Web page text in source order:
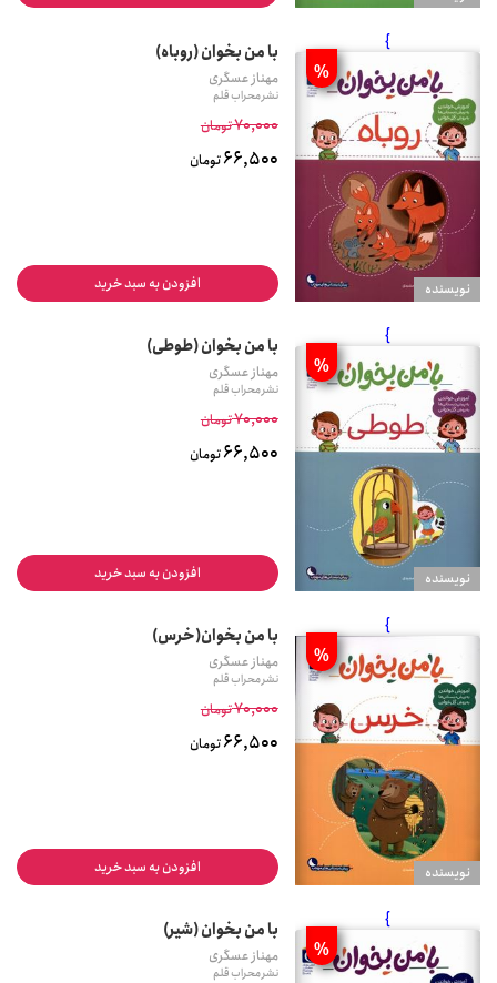
نويسنده
}
%
با من بخوان (روباه)
مهناز عسگری
نشر محراب قلم
70,000تومان
66,500تومان
افزودن به سبد خرید
نويسنده
}
%
با من بخوان (طوطی)
مهناز عسگری
نشر محراب قلم
70,000تومان
66,500تومان
افزودن به سبد خرید
نويسنده
}
%
با من بخوان(خرس)
مهناز عسگری
نشر محراب قلم
70,000تومان
66,500تومان
افزودن به سبد خرید
}
%
با من بخوان (شیر)
مهناز عسگری
نشر محراب قلم